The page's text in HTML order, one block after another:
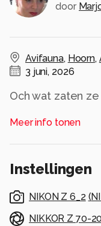
door
Avifauna, Hoorn,
3 juni, 2026
Och wat zaten
Volgens mij
2026.
Lieve groeten,
Alle rechten
Meer info tonen
Instellingen
NIKON Z 6_2 (
NIKKOR Z 70-